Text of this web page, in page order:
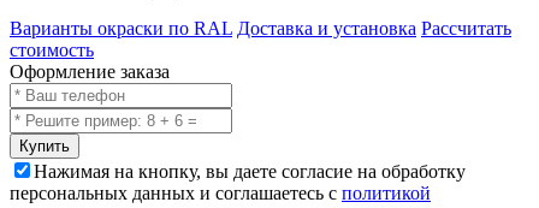
Варианты окраски по RAL Доставка и установка Рассчитать
стоимость
Оформление заказа
Купить
Нажимая на кнопку, вы даете согласие на обработку
персональных данных и соглашаетесь с политикой